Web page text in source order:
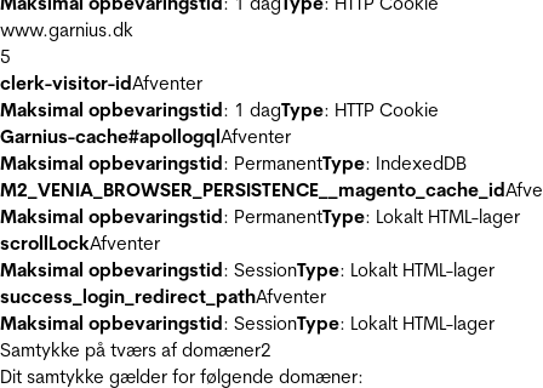
www.garnius.dk
5
clerk-visitor-idAfventer
Maksimal opbevaringstid: 1 dagType: HTTP Cookie
Garnius-cache#apollogqlAfventer
Maksimal opbevaringstid: PermanentType: IndexedDB
M2_VENIA_BROWSER_PERSISTENCE__magento_cache_id
Maksimal opbevaringstid: PermanentType: Lokalt HTML-lager
scrollLockAfventer
Maksimal opbevaringstid: SessionType: Lokalt HTML-lager
success_login_redirect_pathAfventer
Maksimal opbevaringstid: SessionType: Lokalt HTML-lager
Samtykke på tværs af domæner2
Dit samtykke gælder for følgende domæner: